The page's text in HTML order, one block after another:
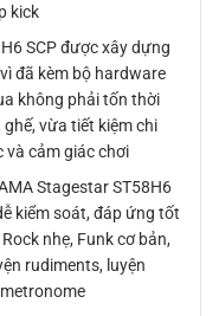
kick
SCP được xây dựng
đã kèm bộ hardware
không phải tốn thời
vừa tiết kiệm chi
và cảm giác chơi
Stagestar ST58H6
kiểm soát, đáp ứng tốt
nhẹ, Funk cơ bản,
rudiments, luyện